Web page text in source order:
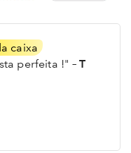
caixa
perfeita !" – T